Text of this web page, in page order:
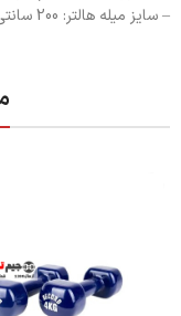
– سایز میله هالتر: 200 سانتی متر